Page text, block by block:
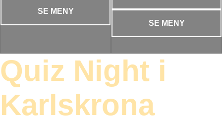
SE MENY
SE MENY
Quiz Night i
Karlskrona